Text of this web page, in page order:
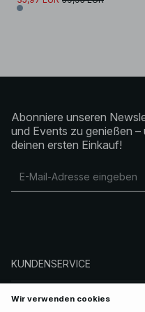
Abonniere unseren
und Events zu genießen
deinen ersten Einkauf!
KUNDENSERVICE
ÜBER NA-KD